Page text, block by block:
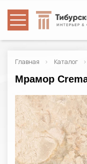
Главная Каталог
Мрамор